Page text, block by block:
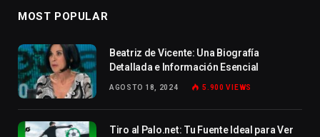
MOST POPULAR
Beatriz de Vicente: Una Biografía
Detallada e Información Esencial
AGOSTO 18, 2024 5.900VIEWS
Tiro al Palo.net: Tu Fuente Ideal para Ver